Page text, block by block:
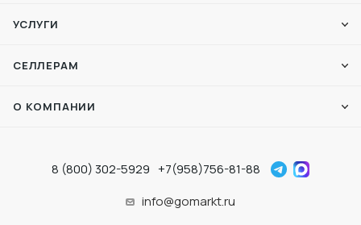
УСЛУГИ
СЕЛЛЕРАМ
О КОМПАНИИ
8 (800) 302-5929 +7(958)756-81-88
info@gomarkt.ru